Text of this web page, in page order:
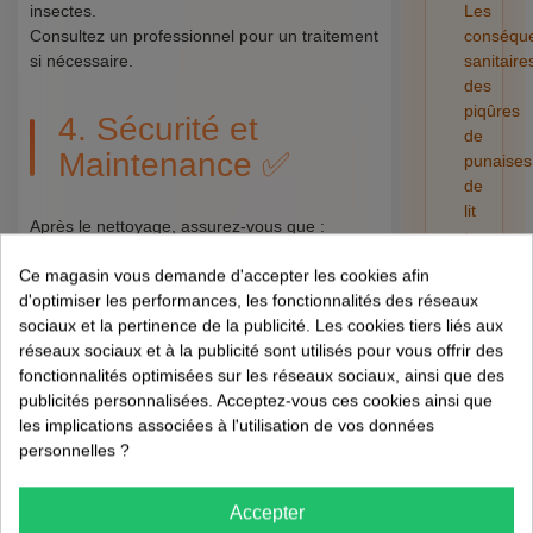
insectes.
Consultez un professionnel pour un traitement
si nécessaire.
4. Sécurité et
Maintenance ✅
Après le nettoyage, assurez-vous que :
Le chapeau de cheminée est en bon état.
Les joints et les briques sont intacts.
Le détecteur de monoxyde de carbone
fonctionne correctement.
FAQ
Quand devrais-je ramoner ma cheminée ?
Idéalement, le ramonage doit être effectué au
Les
des
piqûres
de
punaises
de
lit
:
et
risques
pour
la
Ce magasin vous demande d'accepter les cookies afin
d'optimiser les performances, les fonctionnalités des réseaux
sociaux et la pertinence de la publicité. Les cookies tiers liés aux
réseaux sociaux et à la publicité sont utilisés pour vous offrir des
fonctionnalités optimisées sur les réseaux sociaux, ainsi que des
publicités personnalisées. Acceptez-vous ces cookies ainsi que
les implications associées à l'utilisation de vos données
personnelles ?
Accepter